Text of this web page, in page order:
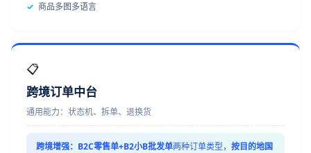
✓ 商品多图多语言
📋
跨境订单中台
通用能力：状态机、拆单、退换货
跨境增强： B2C零售单+B2小B批发单两种订单类型， 按目的地国